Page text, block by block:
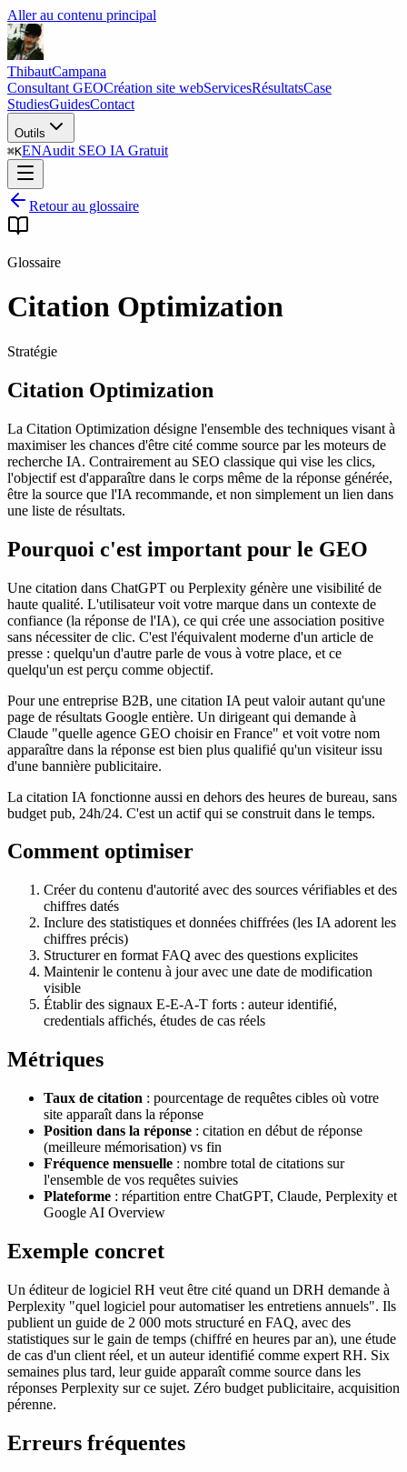
Aller au contenu principal
ThibautCampana
Consultant GEOCréation site webServicesRésultatsCase
StudiesGuidesContact
Outils
⌘KENAudit SEO IA Gratuit
Retour au glossaire
Glossaire
Citation Optimization
Stratégie
Citation Optimization
La Citation Optimization désigne l'ensemble des techniques visant à
maximiser les chances d'être cité comme source par les moteurs de
recherche IA. Contrairement au SEO classique qui vise les clics,
l'objectif est d'apparaître dans le corps même de la réponse générée,
être la source que l'IA recommande, et non simplement un lien dans
une liste de résultats.
Pourquoi c'est important pour le GEO
Une citation dans ChatGPT ou Perplexity génère une visibilité de
haute qualité. L'utilisateur voit votre marque dans un contexte de
confiance (la réponse de l'IA), ce qui crée une association positive
sans nécessiter de clic. C'est l'équivalent moderne d'un article de
presse : quelqu'un d'autre parle de vous à votre place, et ce
quelqu'un est perçu comme objectif.
Pour une entreprise B2B, une citation IA peut valoir autant qu'une
page de résultats Google entière. Un dirigeant qui demande à
Claude "quelle agence GEO choisir en France" et voit votre nom
apparaître dans la réponse est bien plus qualifié qu'un visiteur issu
d'une bannière publicitaire.
La citation IA fonctionne aussi en dehors des heures de bureau, sans
budget pub, 24h/24. C'est un actif qui se construit dans le temps.
Comment optimiser
Créer du contenu d'autorité avec des sources vérifiables et des
chiffres datés
Inclure des statistiques et données chiffrées (les IA adorent les
chiffres précis)
Structurer en format FAQ avec des questions explicites
Maintenir le contenu à jour avec une date de modification
visible
Établir des signaux E-E-A-T forts : auteur identifié,
credentials affichés, études de cas réels
Métriques
Taux de citation : pourcentage de requêtes cibles où votre
site apparaît dans la réponse
Position dans la réponse : citation en début de réponse
(meilleure mémorisation) vs fin
Fréquence mensuelle : nombre total de citations sur
l'ensemble de vos requêtes suivies
Plateforme : répartition entre ChatGPT, Claude, Perplexity et
Google AI Overview
Exemple concret
Un éditeur de logiciel RH veut être cité quand un DRH demande à
Perplexity "quel logiciel pour automatiser les entretiens annuels". Ils
publient un guide de 2 000 mots structuré en FAQ, avec des
statistiques sur le gain de temps (chiffré en heures par an), une étude
de cas d'un client réel, et un auteur identifié comme expert RH. Six
semaines plus tard, leur guide apparaît comme source dans les
réponses Perplexity sur ce sujet. Zéro budget publicitaire, acquisition
pérenne.
Erreurs fréquentes